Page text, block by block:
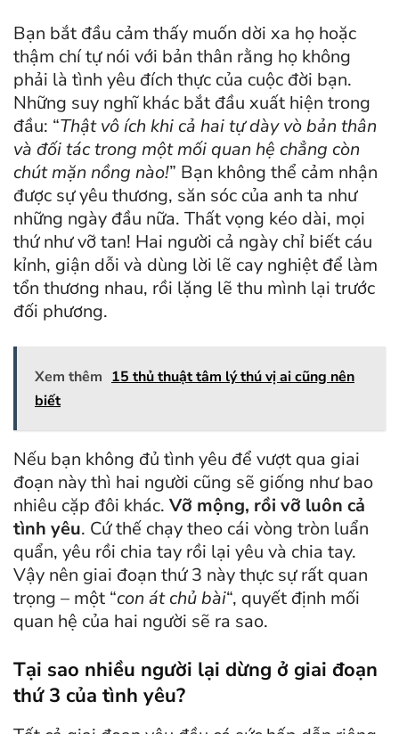
Bạn bắt đầu cảm thấy muốn dời xa họ hoặc
thậm chí tự nói với bản thân rằng họ không
phải là tình yêu đích thực của cuộc đời bạn.
Những suy nghĩ khác bắt đầu xuất hiện trong
đầu: “Thật vô ích khi cả hai tự dày vò bản thân
và đối tác trong một mối quan hệ chẳng còn
chút mặn nồng nào!” Bạn không thể cảm nhận
được sự yêu thương, săn sóc của anh ta như
những ngày đầu nữa. Thất vọng kéo dài, mọi
thứ như vỡ tan! Hai người cả ngày chỉ biết cáu
kỉnh, giận dỗi và dùng lời lẽ cay nghiệt để làm
tổn thương nhau, rồi lặng lẽ thu mình lại trước
đối phương.
Xem thêm 15 thủ thuật tâm lý thú vị ai cũng nên
biết
Nếu bạn không đủ tình yêu để vượt qua giai
đoạn này thì hai người cũng sẽ giống như bao
nhiêu cặp đôi khác. Vỡ mộng, rồi vỡ luôn cả
tình yêu. Cứ thế chạy theo cái vòng tròn luẩn
quẩn, yêu rồi chia tay rồi lại yêu và chia tay.
Vậy nên giai đoạn thứ 3 này thực sự rất quan
trọng – một “con át chủ bài“, quyết định mối
quan hệ của hai người sẽ ra sao.
Tại sao nhiều người lại dừng ở giai đoạn
thứ 3 của tình yêu?